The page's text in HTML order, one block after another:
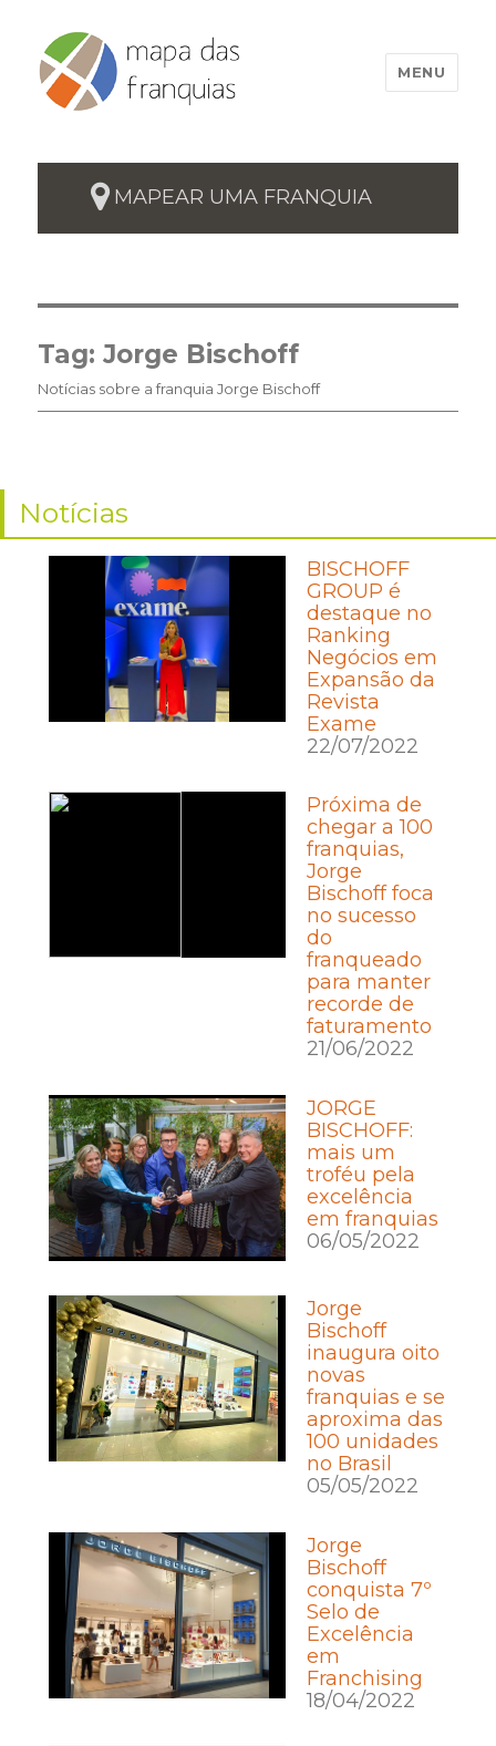
MENU
MAPEAR UMA FRANQUIA
Tag:Jorge Bischoff
Notícias sobre a franquia Jorge Bischoff
Notícias
BISCHOFF
GROUP é
destaque no
Ranking
Negócios em
Expansão da
Revista
Exame
22/07/2022
Próxima de
chegar a 100
franquias,
Jorge
Bischoff foca
no sucesso
do
franqueado
para manter
recorde de
faturamento
21/06/2022
JORGE
BISCHOFF:
mais um
troféu pela
excelência
em franquias
06/05/2022
Jorge
Bischoff
inaugura oito
novas
franquias e se
aproxima das
100 unidades
no Brasil
05/05/2022
Jorge
Bischoff
conquista 7º
Selo de
Excelência
em
Franchising
18/04/2022